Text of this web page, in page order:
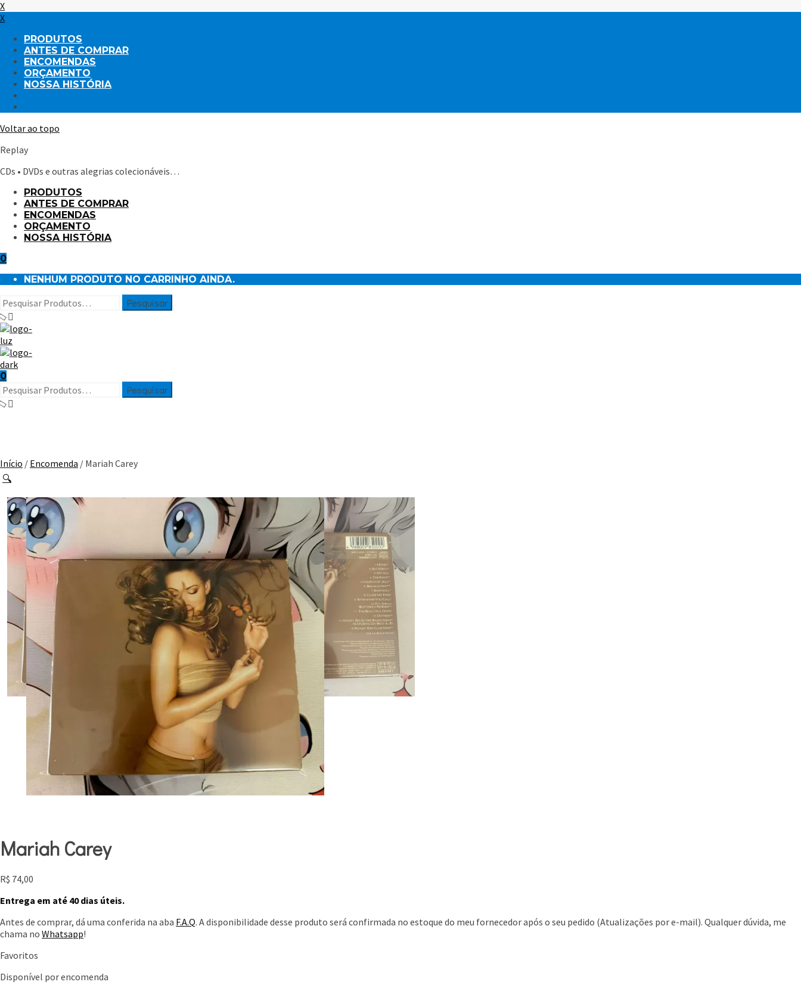
X
X
PRODUTOS
ANTES DE COMPRAR
ENCOMENDAS
ORÇAMENTO
NOSSA HISTÓRIA
Voltar ao topo
Replay
CDs • DVDs e outras alegrias colecionáveis…
PRODUTOS
ANTES DE COMPRAR
ENCOMENDAS
ORÇAMENTO
NOSSA HISTÓRIA
0
NENHUM PRODUTO NO CARRINHO AINDA.
0
Início / Encomenda / Mariah Carey
🔍
Mariah Carey
R$ 74,00
Entrega em até 40 dias úteis.
Antes de comprar, dá uma conferida na aba F.A.Q. A disponibilidade desse produto será confirmada no estoque do meu fornecedor após o seu pedido (Atualizações por e-mail). Qualquer dúvida, me
chama no Whatsapp!
Favoritos
Disponível por encomenda